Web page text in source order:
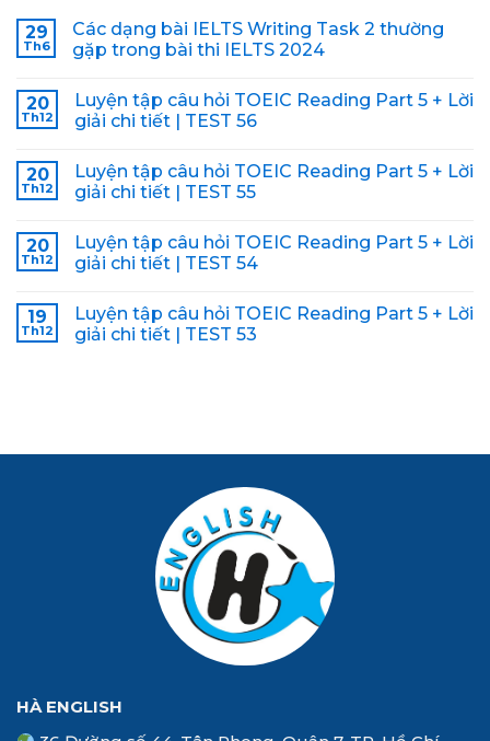
29
Th6
Các dạng bài IELTS Writing Task 2 thường
gặp trong bài thi IELTS 2024
20
Th12
Luyện tập câu hỏi TOEIC Reading Part 5 + Lời
giải chi tiết | TEST 56
20
Th12
Luyện tập câu hỏi TOEIC Reading Part 5 + Lời
giải chi tiết | TEST 55
20
Th12
Luyện tập câu hỏi TOEIC Reading Part 5 + Lời
giải chi tiết | TEST 54
19
Th12
Luyện tập câu hỏi TOEIC Reading Part 5 + Lời
giải chi tiết | TEST 53
HÀ ENGLISH